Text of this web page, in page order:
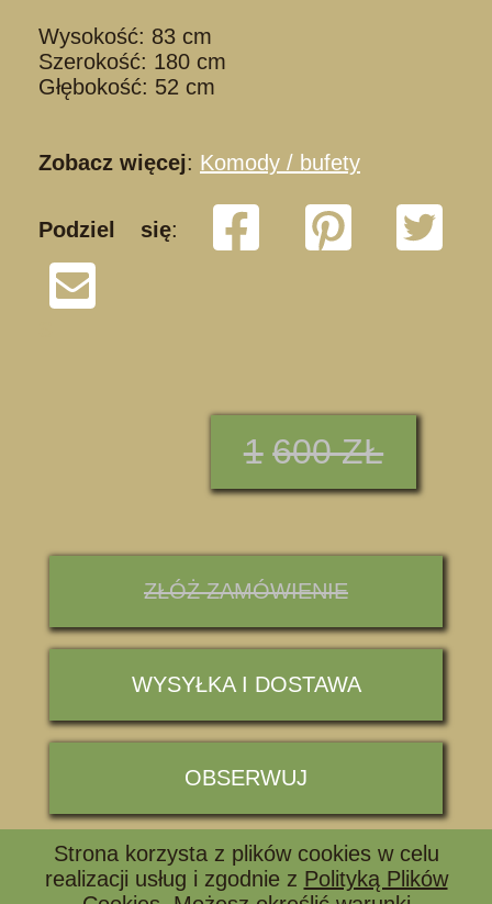
Wysokość: 83 cm
Szerokość: 180 cm
Głębokość: 52 cm
Zobacz więcej: Komody / bufety
Podziel się:
1 600 ZŁ
ZŁÓŻ ZAMÓWIENIE
WYSYŁKA I DOSTAWA
OBSERWUJ
📞 ZADZWOŃ I ZAPYTAJ
Strona korzysta z plików cookies w celu
realizacji usług i zgodnie z Polityką Plików